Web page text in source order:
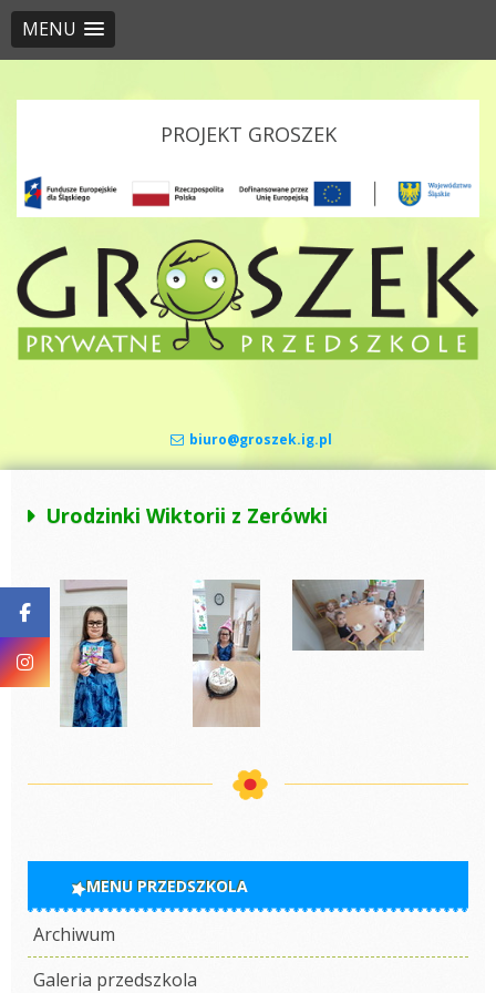
MENU
Skip to content
PROJEKT GROSZEK
biuro@groszek.ig.pl
Urodzinki Wiktorii z Zerówki
MENU PRZEDSZKOLA
Archiwum
Galeria przedszkola